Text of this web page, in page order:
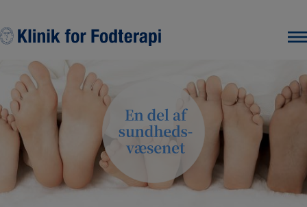
indholdet